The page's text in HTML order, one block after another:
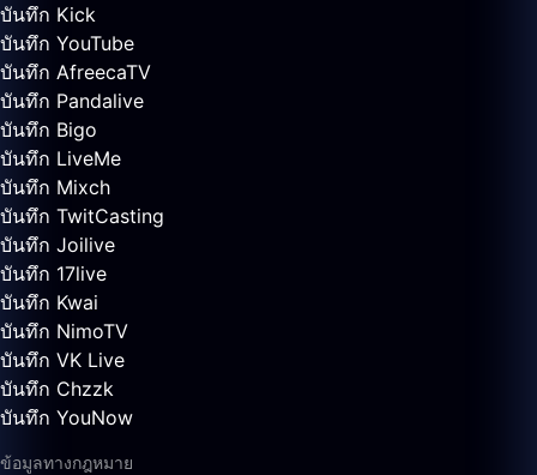
บันทึก Kick
บันทึก YouTube
บันทึก AfreecaTV
บันทึก Pandalive
บันทึก Bigo
บันทึก LiveMe
บันทึก Mixch
บันทึก TwitCasting
บันทึก Joilive
บันทึก 17live
บันทึก Kwai
บันทึก NimoTV
บันทึก VK Live
บันทึก Chzzk
บันทึก YouNow
ข้อมูลทางกฎหมาย